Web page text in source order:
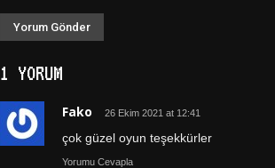
1 YORUM
Fako 26 Ekim 2021 at 12:41
çok güzel oyun teşekkürler
Yorumu Cevapla